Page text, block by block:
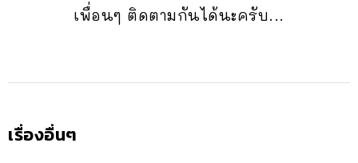
เพื่อนๆ ติดตามกันได้นะครับ...
เรื่องอื่นๆ